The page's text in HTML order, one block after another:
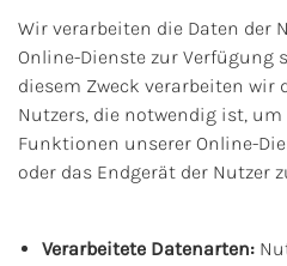
Wir verarbeiten die Daten der
Online-Dienste zur Verfügung
diesem Zweck verarbeiten wir
Nutzers, die notwendig ist,
Funktionen unserer Online-
oder das Endgerät der Nutzer
Verarbeitete Datenarten: